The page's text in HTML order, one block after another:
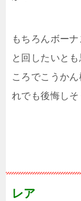
もちろんボー
と回したいと
ころでこうか
れでも後悔し
レア